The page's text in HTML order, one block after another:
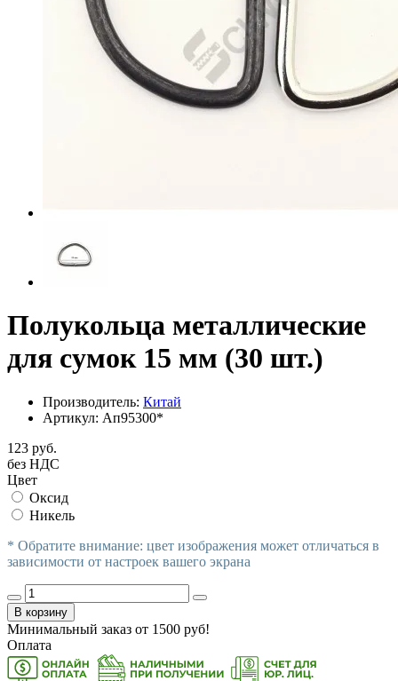
Полукольца металлические
для сумок 15 мм (30 шт.)
Производитель: Китай
Артикул: Ап95300*
123 руб.
без НДС
Цвет
Оксид
Никель
* Обратите внимание: цвет изображения может отличаться в
зависимости от настроек вашего экрана
В корзину
Минимальный заказ от 1500 руб!
Оплата